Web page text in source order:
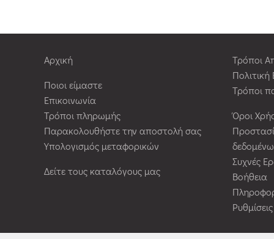
Αρχική
Ποιοι είμαστε
Επικοινωνία
Τρόποι πληρωμής
Παρακολουθήστε την αποστολή σας
Υπολογισμός μεταφορικών
Δείτε τους καταλόγους μας
Τρόποι
Τρόποι
Όροι
Συχνές
Βοήθεια